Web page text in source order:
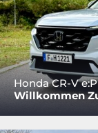
Honda CR-V
Willkommen